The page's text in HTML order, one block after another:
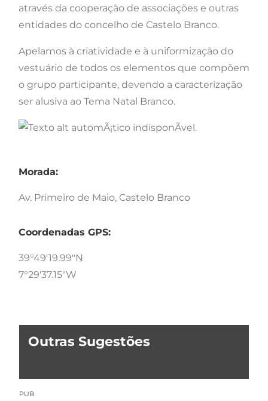
através da cooperação de associações e outras
entidades do concelho de Castelo Branco.
Apelamos à criatividade e à uniformização do
vestuário de todos os elementos que compõem
o grupo participante, devendo a caracterização
ser alusiva ao Tema Natal Branco.
Morada:
Av. Primeiro de Maio, Castelo Branco
Coordenadas GPS:
39°49'19.99"N
7°29'37.15"W
Outras Sugestões
PUB